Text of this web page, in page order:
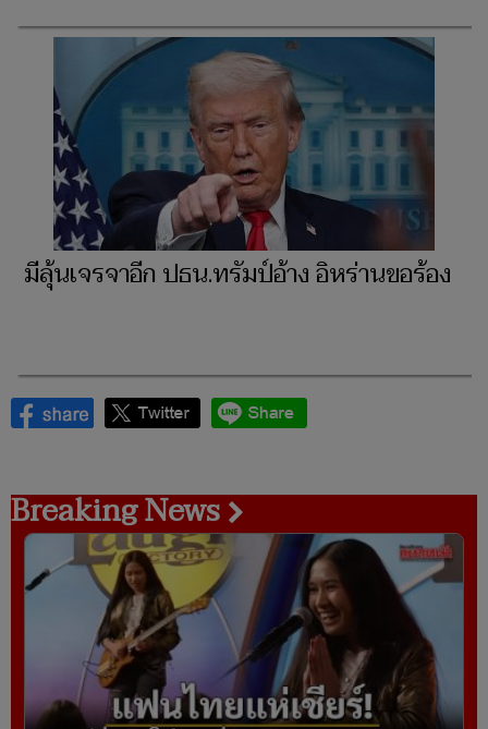
มีลุ้นเจรจาอีก ปธน.ทรัมป์อ้าง อิหร่านขอร้อง
Breaking News